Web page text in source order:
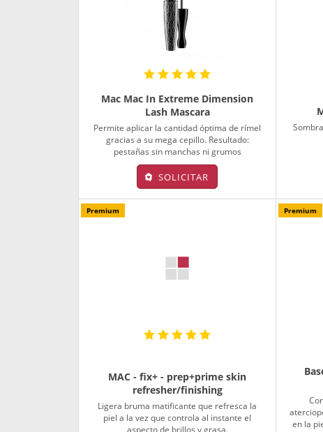
Mac Mac In Extreme Dimension
Lash Mascara
Permite aplicar la cantidad óptima de rímel
gracias a su mega cepillo. Resultado:
pestañas sin manchas ni grumos
SOLICITAR
Premium
MAC - fix+ - prep+prime skin
refresher/finishing
Ligera bruma matificante que refresca la
piel a la vez que controla al instante el
Premium
en la